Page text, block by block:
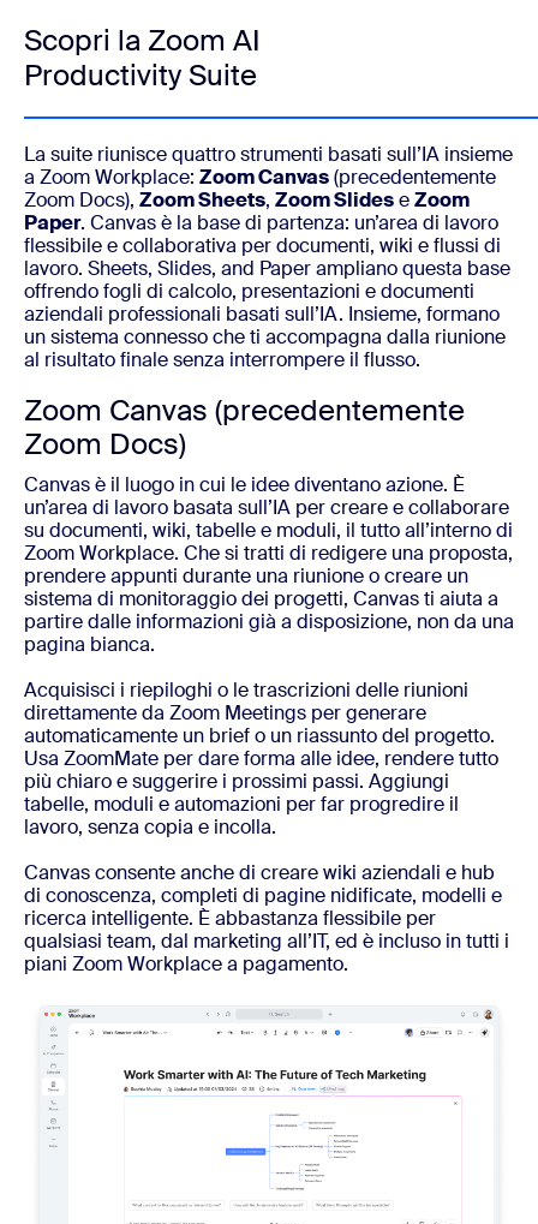
Scopri la Zoom AI
Productivity Suite
La suite riunisce quattro strumenti basati sull’IA insieme
a Zoom Workplace: Zoom Canvas(precedentemente
Zoom Docs), Zoom Sheets, Zoom SlideseZoom
Paper. Canvas è la base di partenza: un’area di lavoro
flessibile e collaborativa per documenti, wiki e flussi di
lavoro. Sheets, Slides, and Paper ampliano questa base
offrendo fogli di calcolo, presentazioni e documenti
aziendali professionali basati sull’IA. Insieme, formano
un sistema connesso che ti accompagna dalla riunione
al risultato finale senza interrompere il flusso.
Zoom Canvas (precedentemente
Zoom Docs)
Canvas è il luogo in cui le idee diventano azione. È
un’area di lavoro basata sull’IA per creare e collaborare
su documenti, wiki, tabelle e moduli, il tutto all’interno di
Zoom Workplace. Che si tratti di redigere una proposta,
prendere appunti durante una riunione o creare un
sistema di monitoraggio dei progetti, Canvas ti aiuta a
partire dalle informazioni già a disposizione, non da una
pagina bianca.
Acquisisci i riepiloghi o le trascrizioni delle riunioni
direttamente da Zoom Meetings per generare
automaticamente un brief o un riassunto del progetto.
Usa ZoomMate per dare forma alle idee, rendere tutto
più chiaro e suggerire i prossimi passi. Aggiungi
tabelle, moduli e automazioni per far progredire il
lavoro, senza copia e incolla.
Canvas consente anche di creare wiki aziendali e hub
di conoscenza, completi di pagine nidificate, modelli e
ricerca intelligente. È abbastanza flessibile per
qualsiasi team, dal marketing all’IT, ed è incluso in tutti i
piani Zoom Workplace a pagamento.